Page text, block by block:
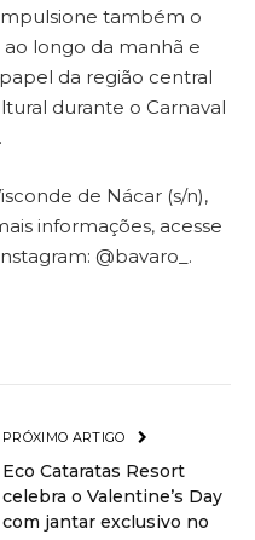
também o
longo da manhã e
da região central
durante o Carnaval
de Nácar (s/n),
informações, acesse
@bavaro_.
PRÓXIMO ARTIGO
Eco Cataratas Resort
celebra o Valentine’s Day
com jantar exclusivo no